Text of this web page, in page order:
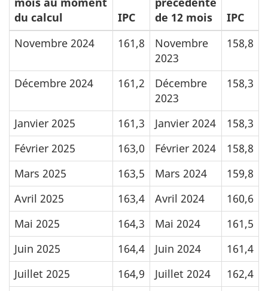
du calcul
IPC
de 12 mois
IPC
Novembre 2024
161,8
Novembre
2023
158,8
Décembre 2024 161,2
Décembre
2023
158,3
Janvier 2025 161,3 Janvier 2024
158,3
Février 2025
163,0 Février 2024
158,8
Mars 2025
163,5 Mars 2024
159,8
Avril 2025
163,4 Avril 2024
160,6
Mai 2025
164,3 Mai 2024
161,5
Juin 2025
164,4 Juin 2024
161,4
Juillet 2025
164,9 Juillet 2024
162,4